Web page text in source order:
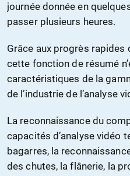
journée donnée en
passer plusieurs heures.
Grâce aux progrès rapides
cette fonction de résumé
caractéristiques de la
de l’industrie de l’analyse
La reconnaissance du
capacités d’analyse vidéo
bagarres, la
des chutes, la flânerie, la